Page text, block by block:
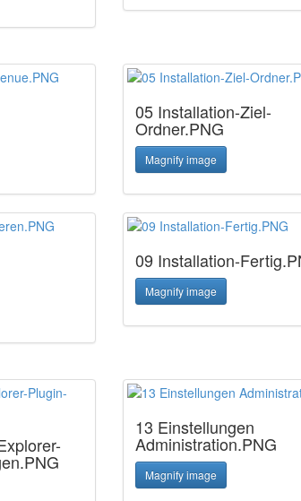
05 Installation-Ziel-
Ordner.PNG
Magnify image
09 Installation-
Magnify image
13 Einstellungen
Administration.PNG
Magnify image